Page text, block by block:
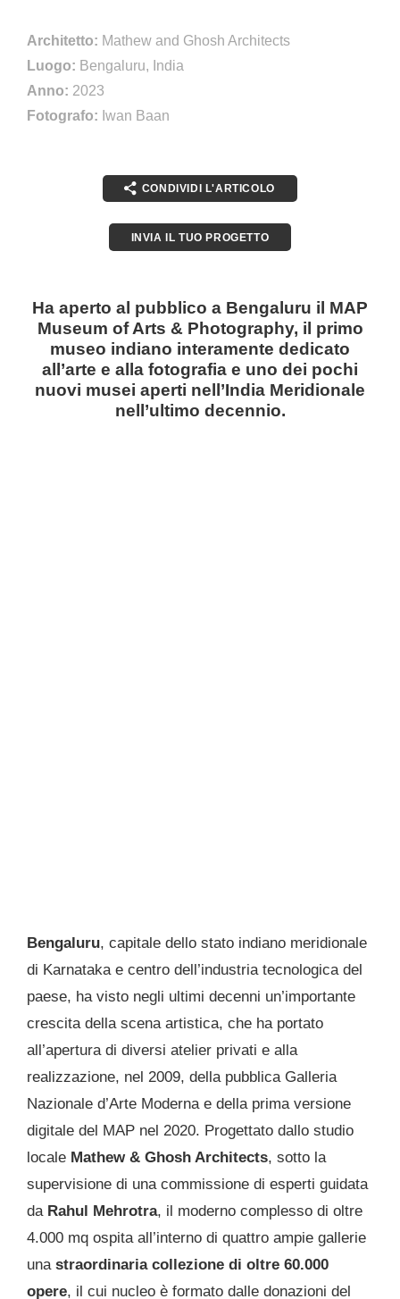
Architetto: Mathew and Ghosh Architects
Luogo: Bengaluru, India
Anno: 2023
Fotografo: Iwan Baan
CONDIVIDI L'ARTICOLO
INVIA IL TUO PROGETTO
Ha aperto al pubblico a Bengaluru il MAP
Museum of Arts & Photography, il primo
museo indiano interamente dedicato
all’arte e alla fotografia e uno dei pochi
nuovi musei aperti nell’India Meridionale
nell’ultimo decennio.
Bengaluru, capitale dello stato indiano meridionale
di Karnataka e centro dell’industria tecnologica del
paese, ha visto negli ultimi decenni un’importante
crescita della scena artistica, che ha portato
all’apertura di diversi atelier privati e alla
realizzazione, nel 2009, della pubblica Galleria
Nazionale d’Arte Moderna e della prima versione
digitale del MAP nel 2020. Progettato dallo studio
locale Mathew & Ghosh Architects, sotto la
supervisione di una commissione di esperti guidata
da Rahul Mehrotra, il moderno complesso di oltre
4.000 mq ospita all’interno di quattro ampie gallerie
una straordinaria collezione di oltre 60.000
opere, il cui nucleo è formato dalle donazioni del